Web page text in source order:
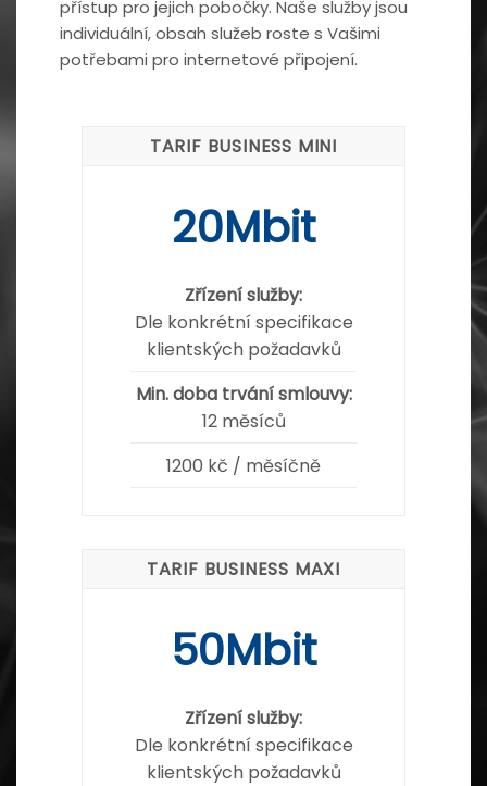
přístup pro jejich pobočky. Naše služby jsou
individuální, obsah služeb roste s Vašimi
potřebami pro internetové připojení.
TARIF BUSINESS MINI
20Mbit
Zřízení služby:
Dle konkrétní specifikace
klientských požadavků
Min. doba trvání smlouvy:
12 měsíců
1200 kč / měsíčně
TARIF BUSINESS MAXI
50Mbit
Zřízení služby:
Dle konkrétní specifikace
klientských požadavků